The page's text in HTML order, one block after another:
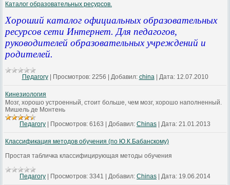
Каталог образовательных ресурсов.
Хороший каталог официальных образовательных
ресурсов сети Интернет. Для педагогов,
руководителей образовательных учреждений и
родителей.
Педагогу| Просмотров: 2256 Добавил: china| Дата: 12.07.2010
Кинезиология
Мозг, хорошо устроенный, стоит больше, чем мозг, хорошо наполненный.
Мишель де Монтень
Педагогу
Просмотров: 6163 Добавил: Chinas Дата: 21.01.2013
Классификация методов обучения (по Ю.К.Бабанскому)
Простая табличка классифицирующая методы обучения
Педагогу Просмотров: 3341 Добавил: Chinas Дата: 19.06.2014